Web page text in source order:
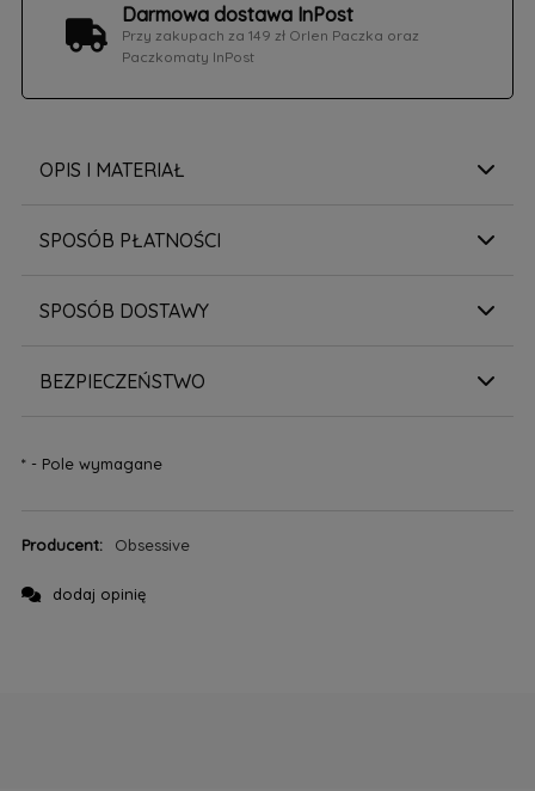
Darmowa dostawa InPost
Przy zakupach za 149 zł Orlen Paczka oraz
Paczkomaty InPost
OPIS I MATERIAŁ
SPOSÓB PŁATNOŚCI
SPOSÓB DOSTAWY
BEZPIECZEŃSTWO
*- Pole wymagane
Producent: Obsessive
dodaj opinię